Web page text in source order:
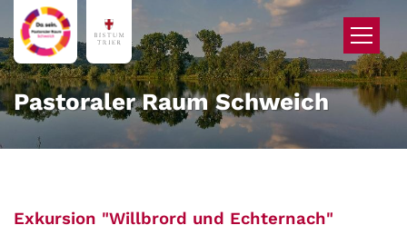
Zum Inhalt springen
Pastoraler Raum Schweich
Exkursion "Willbrord und Echternach"